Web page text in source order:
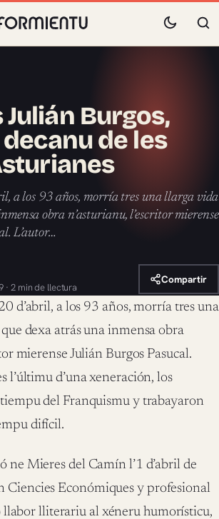
Burgos,
de les
a los 93 años, morría tres una llarga vida
obra n’asturianu, l’escritor mierense
L’autor…
· 2 min de llectura
Compartir
d’abril, a los 93 años, morría tres una
dexa atrás una inmensa obra
mierense Julián Burgos Pasucal.
l’últimu d’una xeneración, los
del Franquismu y trabayaron
difícil.
ne Mieres del Camín l’1 d’abril de
Ciencies Económiques y profesional
llabor lliterariu al xéneru humorísticu,